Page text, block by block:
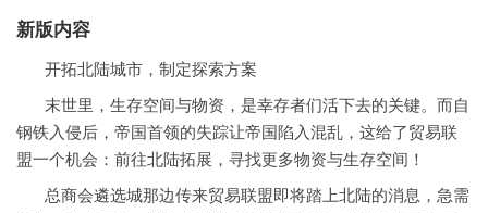
新版内容
开拓北陆城市，制定探索方案
末世里，生存空间与物资，是幸存者们活下去的关键。而自
钢铁入侵后，帝国首领的失踪让帝国陷入混乱，这给了贸易联
盟一个机会：前往北陆拓展，寻找更多物资与生存空间！
总商会遴选城那边传来贸易联盟即将踏上北陆的消息，急需